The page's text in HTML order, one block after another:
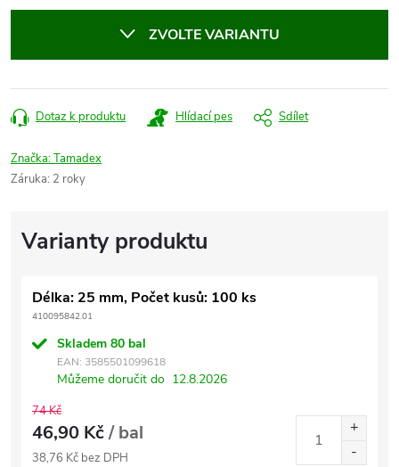
ZVOLTE VARIANTU
Dotaz k produktu Hlídací pes Sdílet
Značka:Tamadex
Záruka: 2 roky
Délka: 25 mm, Počet kusů: 100 ks
410095842.01
Skladem 80 bal
EAN: 3585501099618
Můžeme doručit do 12.8.2026
74 Kč
46,90 Kč/ bal
38,76 Kč bez DPH